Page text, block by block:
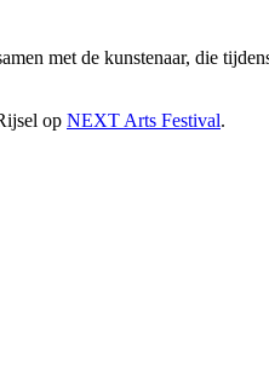
met de kunstenaar, die
op NEXT Arts Festival.